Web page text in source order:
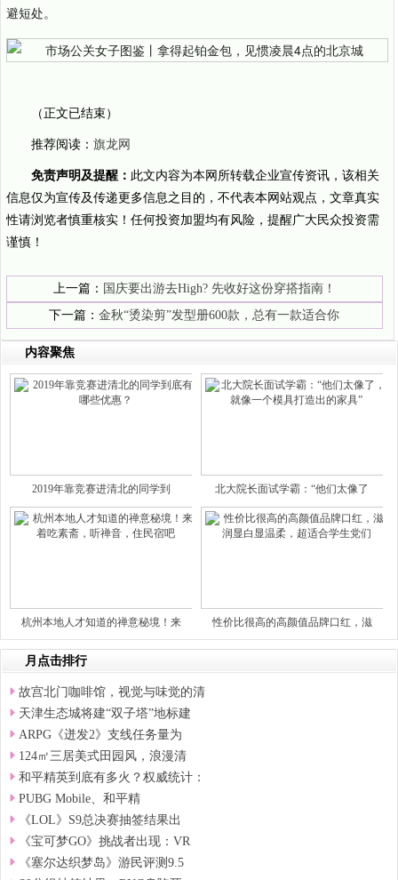
避短处。
（正文已结束）
推荐阅读： 旗龙网
免责声明及提醒： 此文内容为本网所转载企业宣传资讯，该相关
信息仅为宣传及传递更多信息之目的，不代表本网站观点，文章真实
性请浏览者慎重核实！任何投资加盟均有风险，提醒广大民众投资需
谨慎！
上一篇： 国庆要出游去High? 先收好这份穿搭指南！
下一篇：金秋“烫染剪”发型册600款，总有一款适合你
内容聚焦
2019年靠竞赛进清北的同学到 北大院长面试学霸：“他们太像了
杭州本地人才知道的禅意秘境！来 性价比很高的高颜值品牌口红，滋
月点击排行
故宫北门咖啡馆，视觉与味觉的清
天津生态城将建“双子塔”地标建
ARPG《迸发2》支线任务量为
124㎡三居美式田园风，浪漫清
和平精英到底有多火？权威统计：
PUBG Mobile、和平精
《LOL》S9总决赛抽签结果出
《宝可梦GO》挑战者出现：VR
《塞尔达织梦岛》游民评测9.5